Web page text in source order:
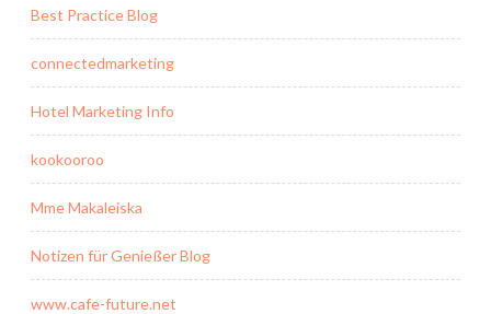
Best Practice Blog
connectedmarketing
Hotel Marketing Info
kookooroo
Mme Makaleiska
Notizen für Genießer Blog
www.cafe-future.net